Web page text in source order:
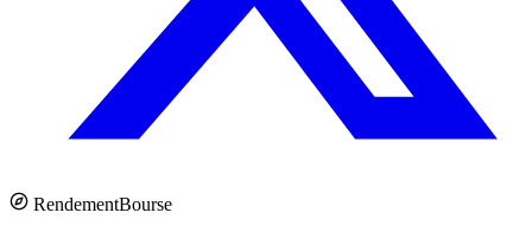
RendementBourse